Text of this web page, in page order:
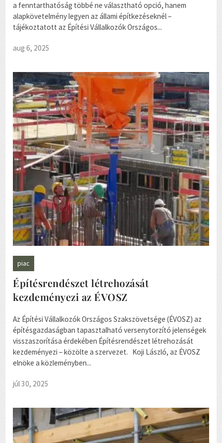
a fenntarthatóság többé ne választható opció, hanem
alapkövetelmény legyen az állami építkezéseknél –
tájékoztatott az Építési Vállalkozók Országos...
aug 6, 2025
piac
Építésrendészet létrehozását
kezdeményezi az ÉVOSZ
Az Építési Vállalkozók Országos Szakszövetsége (ÉVOSZ) az
építésgazdaságban tapasztalható versenytorzító jelenségek
visszaszorítása érdekében Építésrendészet létrehozását
kezdeményezi – közölte a szervezet. Koji László, az ÉVOSZ
elnöke a közleményben...
júl 30, 2025